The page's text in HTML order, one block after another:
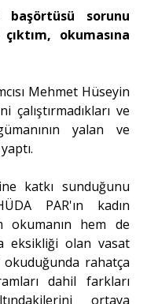
sorunu
okumasına
Mehmet Hüseyin
çalıştırmadıkları ve
yalan ve
katkı sunduğunu
PAR'ın kadın
okumanın hem de
eksikliği olan vasat
okuduğunda rahatça
dahil farkları
ortaya